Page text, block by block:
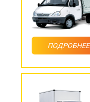
ПОДРОБНЕЕ